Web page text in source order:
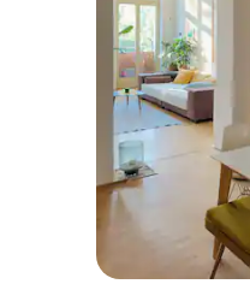
ವಾಕಿಂಗ್ ಅಂತರದಲ್ಲಿದೆ (10
(U-Bhf)
ಲೈಪ್‌ಜಿಗರ್
ನಿಮಿಷಗಳ ನಡಿಗೆ. ಗೆಂಡಾರ್ಮೆನ್‌ಮಾರ್ಕೆಟ್,
ಚೆಕ್‌ಪಾಯಿಂಟ್ ಚಾರ್ಲಿ,
ಫ್ರೆಡ್ರಿಕ್‌ಸ್ಟ್ರಾಸ್‌ಗೆ
ದೂರ. ನೀವು ಗ್ಯಾಲರಿಯ ಮೂಲಕ ಮಾತ್ರ ನಿಮ್ಮ
ಅಪಾರ್ಟ್‌ಮೆಂಟ್ ಅನ್ನು
ಕಲಾವಿದರು ನಿಧಾನವಾಗಿ
ಅಪಾರ್ಟ್‌ಮೆಂಟ್
ವಾಸ್ತವ್ಯದ ಸಮಯದಲ್ಲಿ
ಗೆಸ್ಟ್‌ಗಳು ಸಂಪೂರ್ಣ